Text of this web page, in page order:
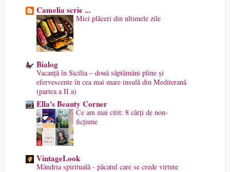
Camelia scrie ...
Mici plăceri din ultimele zile
Bialog
Vacanță în Sicilia – două săptămâni pline și
efervescente în cea mai mare insulă din Mediterană
(partea a II a)
Ella's Beauty Corner
Ce am mai citit: 8 cărți de non-
ficțiune
VintageLook
Mândria spirituală - păcatul care se crede virtute